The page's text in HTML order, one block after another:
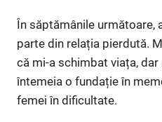
În săptămânile următoare,
parte din relația pierdută.
că mi-a schimbat viața,
întemeia o fundație în
femei în dificultate.